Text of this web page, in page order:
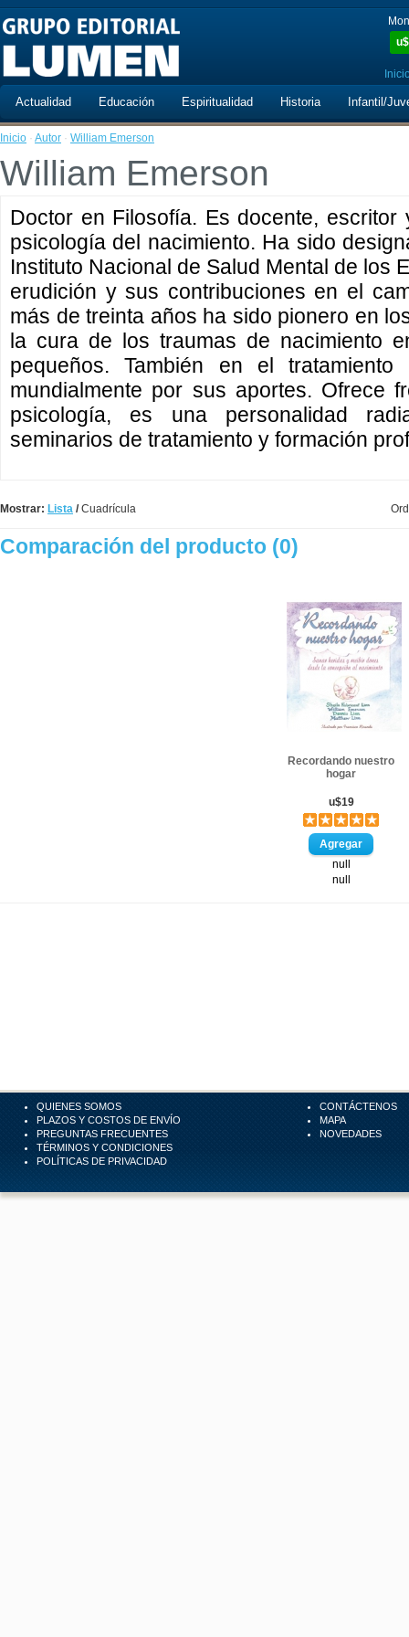
u$
Actualidad Educación Espiritualidad Historia Infantil/
Inicio · Autor · William Emerson
William Emerson
Doctor en Filosofía. Es docente,
psicología del nacimiento. Ha sido
Instituto Nacional de Salud Mental de los
erudición y sus contribuciones en el
más de treinta años ha sido pionero en
la cura de los traumas de nacimiento
pequeños. También en el
mundialmente por sus aportes. Ofrece
psicología, es una personalidad
seminarios de tratamiento y formación
Mostrar: Lista /Cuadrícula
Comparación del producto (0)
Recordando nuestro
hogar
u$19
null
null
QUIENES SOMOS
PLAZOS Y COSTOS DE ENVÍO
PREGUNTAS FRECUENTES
TÉRMINOS Y CONDICIONES
POLÍTICAS DE PRIVACIDAD
CONTÁCTENOS
MAPA
NOVEDADES